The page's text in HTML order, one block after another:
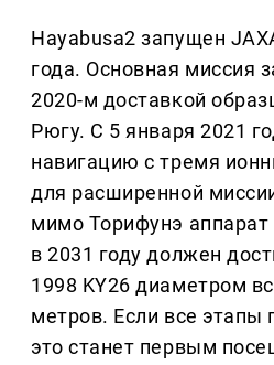
Hayabusa2 запущен
года. Основная миссия
2020-м доставкой
Рюгу. С 5 января 2021
навигацию с тремя
для расширенной
мимо Торифунэ аппарат
в 2031 году должен
1998 KY26 диаметром
метров. Если все этапы
это станет первым